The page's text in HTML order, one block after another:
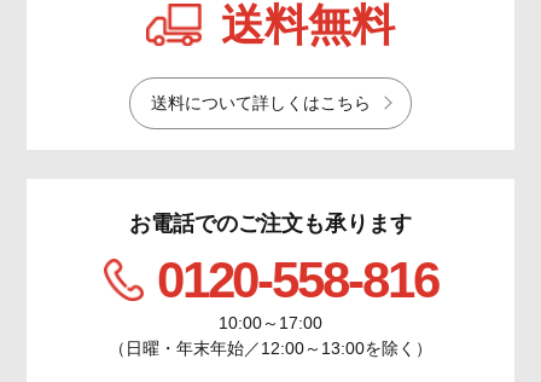
送料無料
送料について詳しくはこちら
お電話でのご注文も承ります
0120-558-816
10:00～17:00
（日曜・年末年始／12:00～13:00を除く）